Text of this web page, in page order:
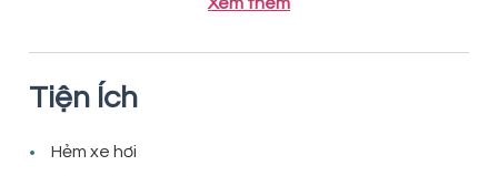
Tiện Ích
Hẻm xe hơi